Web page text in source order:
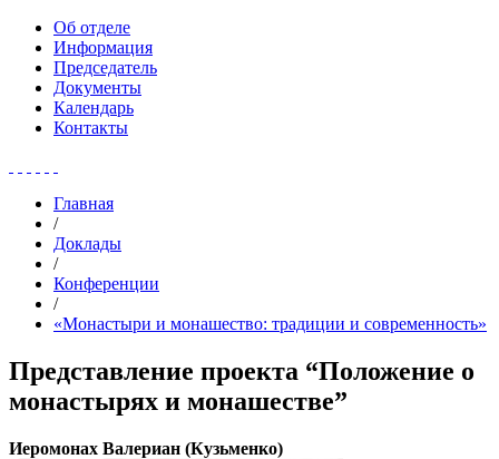
Об отделе
Информация
Председатель
Документы
Календарь
Контакты
Главная
/
Доклады
/
Конференции
/
«Монастыри и монашество: традиции и современность»
Представление проекта “Положение о
монастырях и монашестве”
Иеромонах Валериан (Кузьменко)